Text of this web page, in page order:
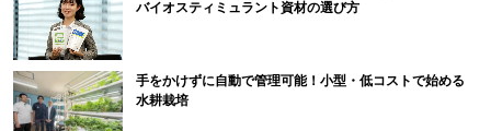
バイオスティミュラント資材の選び方
手をかけずに自動で管理可能！小型・低コストで始める
水耕栽培